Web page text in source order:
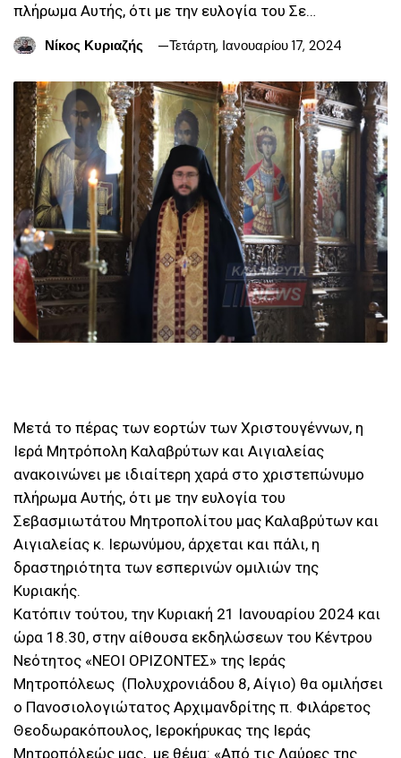
πλήρωμα Αυτής, ότι με την ευλογία του Σε…
Νίκος Κυριαζής
Τετάρτη, Ιανουαρίου 17, 2024
Μετά το πέρας των εορτών των Χριστουγέννων, η
Ιερά Μητρόπολη Καλαβρύτων και Αιγιαλείας
ανακοινώνει με ιδιαίτερη χαρά στο χριστεπώνυμο
πλήρωμα Αυτής, ότι με την ευλογία του
Σεβασμιωτάτου Μητροπολίτου μας Καλαβρύτων και
Αιγιαλείας κ. Ιερωνύμου, άρχεται και πάλι, η
δραστηριότητα των εσπερινών ομιλιών της
Κυριακής.
Κατόπιν τούτου, την Κυριακή 21 Ιανουαρίου 2024 και
ώρα 18.30, στην αίθουσα εκδηλώσεων του Κέντρου
Νεότητος «ΝΕΟΙ ΟΡΙΖΟΝΤΕΣ» της Ιεράς
Μητροπόλεως (Πολυχρονιάδου 8, Αίγιο) θα ομιλήσει
ο Πανοσιολογιώτατος Αρχιμανδρίτης π. Φιλάρετος
Θεοδωρακόπουλος, Ιεροκήρυκας της Ιεράς
Μητροπόλεώς μας, με θέμα: «Από τις Λαύρες της